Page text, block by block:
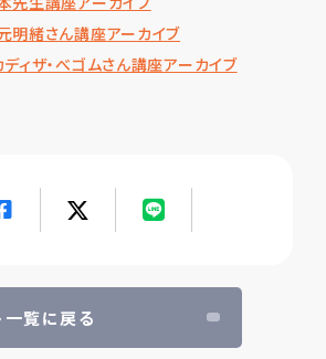
緒さん講座アーカイブ
ィザ・べゴムさん講座アーカイブ
一覧に戻る